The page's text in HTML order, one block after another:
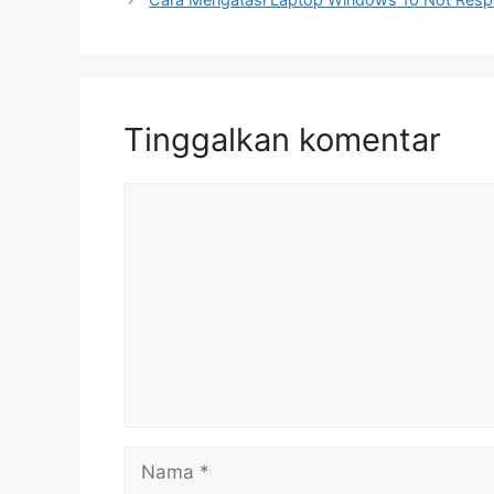
Tinggalkan komentar
Nama